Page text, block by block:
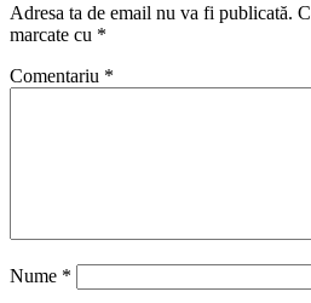
Adresa ta de email nu va fi publicată.
marcate cu *
Comentariu *
Nume *